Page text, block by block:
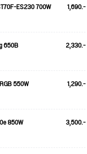
ES230 700W
1,690.-
650B 2,330.-
550W 1,290.-
850W 3,500.-